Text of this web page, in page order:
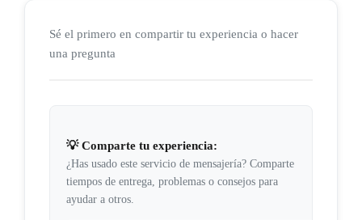
Sé el primero en compartir tu experiencia o hacer
una pregunta
💡 Comparte tu experiencia:
¿Has usado este servicio de mensajería? Comparte
tiempos de entrega, problemas o consejos para
ayudar a otros.